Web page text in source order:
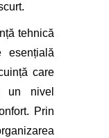
tehnică
esențială
care
un nivel
Prin